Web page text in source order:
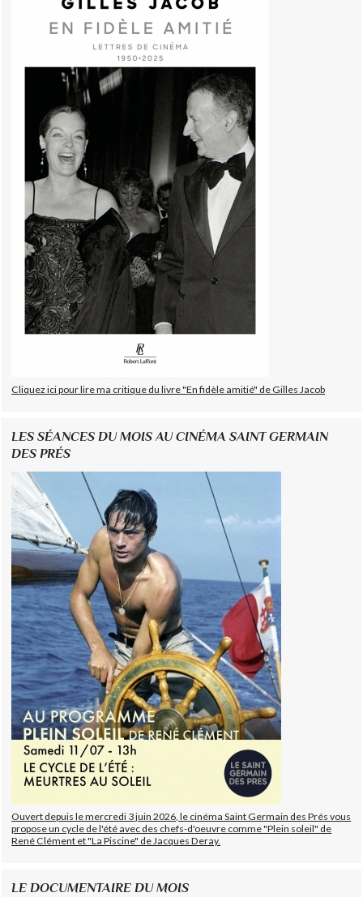
Cliquez ici pour lire ma critique du livre "En fidèle amitié" de Gilles Jacob
LES SÉANCES DU MOIS AU CINÉMA SAINT GERMAIN
DES PRÉS
Ouvert depuis le mercredi 3 juin 2026, le cinéma Saint Germain des Prés vous
propose un cycle de l'été avec des chefs-d'oeuvre comme "Plein soleil" de
René Clément et "La Piscine" de Jacques Deray.
LE DOCUMENTAIRE DU MOIS